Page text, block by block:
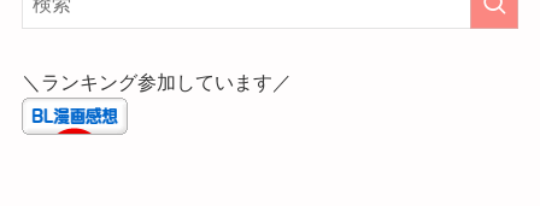
＼ランキング参加しています／